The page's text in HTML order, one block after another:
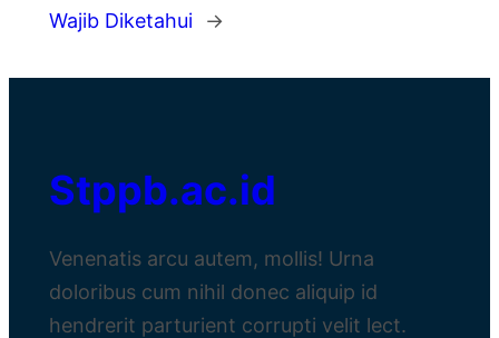
Wajib Diketahui
→
Stppb.ac.id
Venenatis arcu autem, mollis! Urna
doloribus cum nihil donec aliquip id
hendrerit parturient corrupti velit lect.